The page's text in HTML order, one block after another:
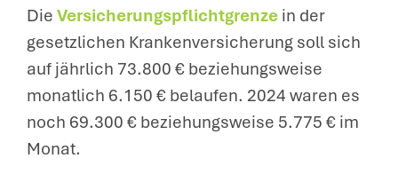
Die Versicherungspflichtgrenze in der
gesetzlichen Krankenversicherung soll sich
auf jährlich 73.800 € beziehungsweise
monatlich 6.150 € belaufen. 2024 waren es
noch 69.300 € beziehungsweise 5.775 € im
Monat.